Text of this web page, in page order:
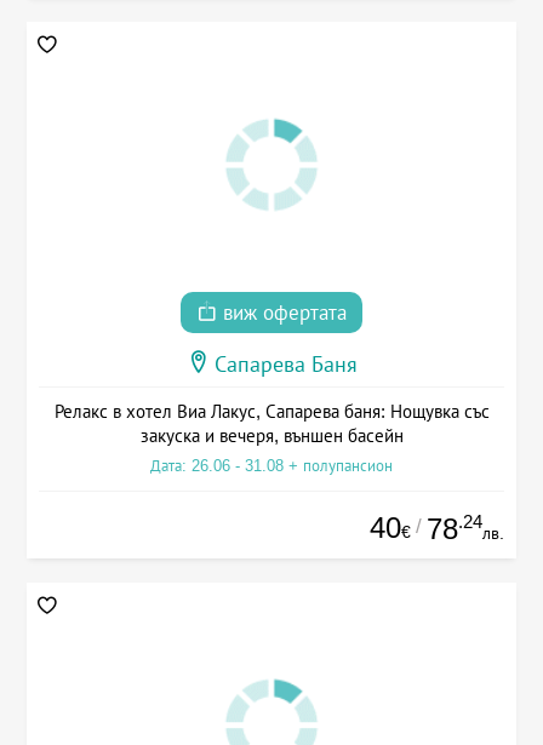
виж офертата
Сапарева Баня
Релакс в хотел Виа Лакус, Сапарева баня: Нощувка със
закуска и вечеря, външен басейн
Дата: 26.06 - 31.08 + полупансион
40€ / 78.24
лв.